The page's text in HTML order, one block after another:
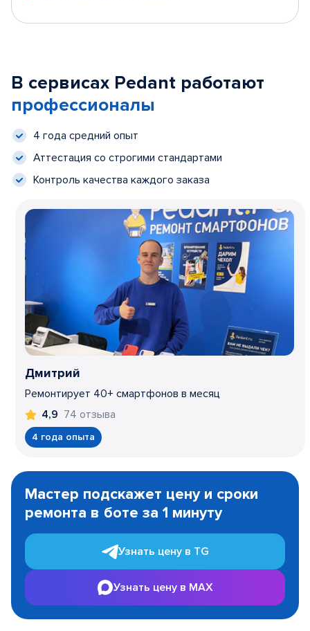
В сервисах Pedant работают
профессионалы
4 года средний опыт
Аттестация со строгими стандартами
Контроль качества каждого заказа
Дмитрий
Ремонтирует 40+ смартфонов в месяц
4,9 74 отзыва
4 года опыта
1
Мастер подскажет цену и сроки
ремонта в боте за 1 минуту
Узнать цену в TG
Узнать цену в MAX